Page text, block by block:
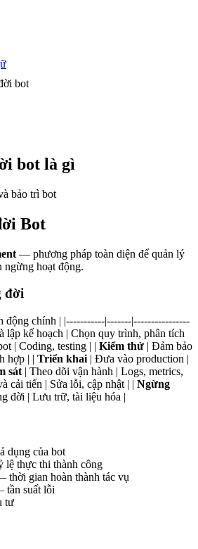
bot
bot là gì
bảo trì bot
Bot
— phương pháp toàn diện để quản lý
ngừng hoạt động.
đời
động chính | |-----------|-------|----------------
lập kế hoạch | Chọn quy trình, phân tích
| Coding, testing | | Kiểm thử | Đảm bảo
hợp | | Triển khai | Đưa vào production |
sát | Theo dõi vận hành | Logs, metrics,
cải tiến | Sửa lỗi, cập nhật | | Ngừng
đời | Lưu trữ, tài liệu hóa |
dụng của bot
thực thi thành công
thời gian hoàn thành tác vụ
tần suất lỗi
tư